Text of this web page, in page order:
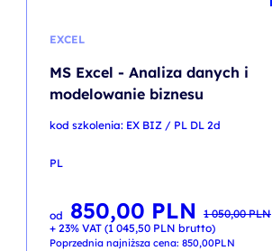
EXCEL
MS Excel - Analiza danych i
modelowanie biznesu
kod szkolenia: EX BIZ / PL DL 2d
PL
od 1 050,00PLN
Pierwotna
cena
wynosiła:
1 050,00 PLN.
850,00 PLN
Aktualna
cena
wynosi:
850,00 PLN.
+ 23% VAT (1 045,50 PLN brutto)
Poprzednia najniższa cena: 850,00PLN